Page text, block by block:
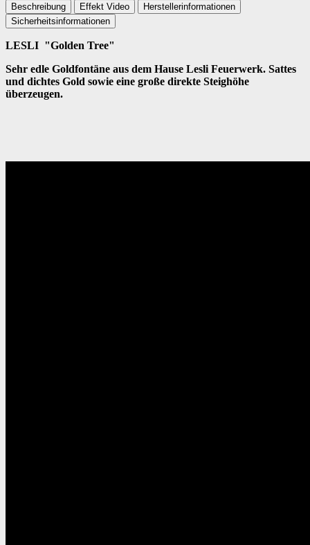
Beschreibung Effekt Video
Herstellerinformationen
Sicherheitsinformationen
LESLI "Golden Tree"
Sehr edle Goldfontäne aus dem Hause Lesli Feuerwerk. Sattes
und dichtes Gold sowie eine große direkte Steighöhe
überzeugen.